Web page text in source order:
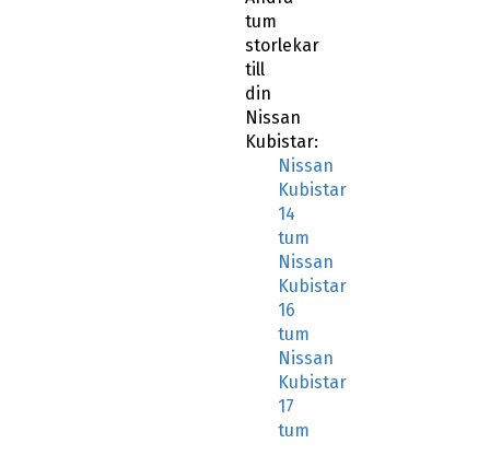
tum
storlekar
till
din
Nissan
Kubistar:
Nissan
Kubistar
14
tum
Nissan
Kubistar
16
tum
Nissan
Kubistar
17
tum